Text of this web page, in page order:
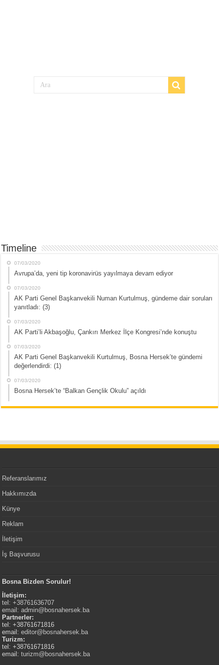
Timeline
07/03/2020
Avrupa’da, yeni tip koronavirüs yayılmaya devam ediyor
07/03/2020
AK Parti Genel Başkanvekili Numan Kurtulmuş, gündeme dair soruları
yanıtladı: (3)
07/03/2020
AK Parti’li Akbaşoğlu, Çankırı Merkez İlçe Kongresi’nde konuştu
07/03/2020
AK Parti Genel Başkanvekili Kurtulmuş, Bosna Hersek’te gündemi
değerlendirdi: (1)
07/03/2020
Bosna Hersek’te “Balkan Gençlik Okulu” açıldı
Referanslarımız
Hakkımızda
Künye
Reklam
İletişim
İş Başvurusu
Bosna Bizden Sorulur!
İletişim:
tel: +38761636707
email:admin@bosnahersek.ba
Partnerler:
tel: +38761671816
email:editor@bosnahersek.ba
Turizm:
tel: +38761671816
email:turizm@bosnahersek.ba